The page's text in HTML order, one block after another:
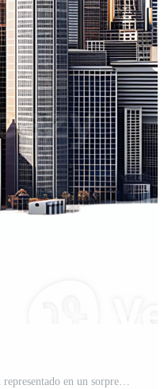
el horizonte de un bullicioso ciudad representado en un sorprendentes 3d estilo emerge prominentemente PNG Pro